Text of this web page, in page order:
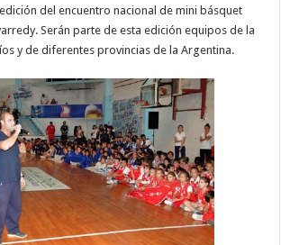
del encuentro nacional de mini básquet
Serán parte de esta edición equipos de la
y de diferentes provincias de la Argentina.